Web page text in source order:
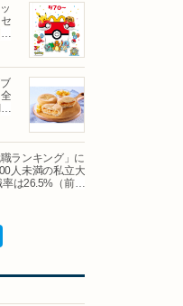
ランキング」に
人未満の私立大
は26.5%（前年
学でも10位にラ